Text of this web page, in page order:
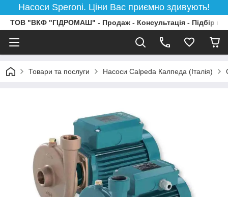
Насоси Speroni. Ціни Вас приємно здивують!
ТОВ "ВКФ "ГІДРОМАШ" - Продаж - Консультація - Підбір
Товари та послуги Насоси Calpeda Калпеда (Італія)